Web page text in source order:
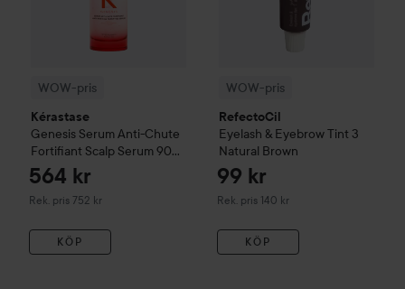
WOW-pris
Kérastase
Genesis Serum Anti-Chute
Fortifiant Scalp Serum90
ml
564 kr
Rek. pris 752 kr
Rekommenderat pris 752 kr
KÖP
WOW-pris
RefectoCil
Eyelash & Eyebrow Tint 3
Natural Brown
99 kr
Rek. pris 140 kr
Rekommenderat pris 140 kr
KÖP